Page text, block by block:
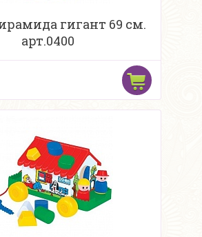
гигант 69 см.
арт.0400